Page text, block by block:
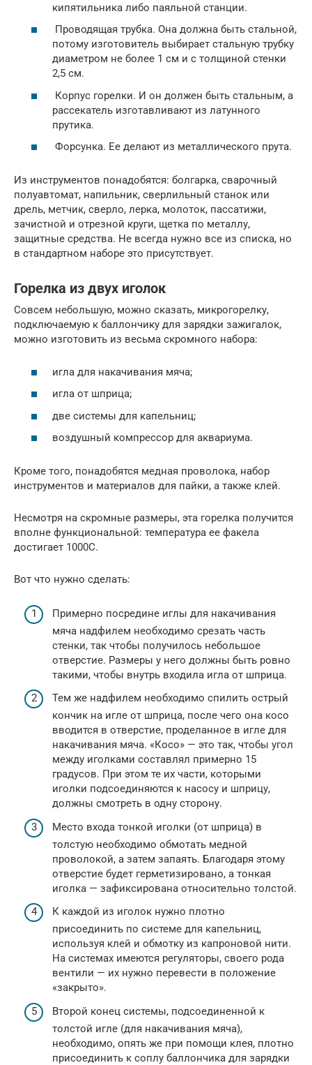
кипятильника либо паяльной станции.
Проводящая трубка. Она должна быть стальной,
потому изготовитель выбирает стальную трубку
диаметром не более 1 см и с толщиной стенки
2,5 см.
Корпус горелки. И он должен быть стальным, а
рассекатель изготавливают из латунного
прутика.
Форсунка. Ее делают из металлического прута.
Из инструментов понадобятся: болгарка, сварочный
полуавтомат, напильник, сверлильный станок или
дрель, метчик, сверло, лерка, молоток, пассатижи,
зачистной и отрезной круги, щетка по металлу,
защитные средства. Не всегда нужно все из списка, но
в стандартном наборе это присутствует.
Горелка из двух иголок
Совсем небольшую, можно сказать, микрогорелку,
подключаемую к баллончику для зарядки зажигалок,
можно изготовить из весьма скромного набора:
игла для накачивания мяча;
игла от шприца;
две системы для капельниц;
воздушный компрессор для аквариума.
Кроме того, понадобятся медная проволока, набор
инструментов и материалов для пайки, а также клей.
Несмотря на скромные размеры, эта горелка получится
вполне функциональной: температура ее факела
достигает 1000С.
Вот что нужно сделать:
Примерно посредине иглы для накачивания
мяча надфилем необходимо срезать часть
стенки, так чтобы получилось небольшое
отверстие. Размеры у него должны быть ровно
такими, чтобы внутрь входила игла от шприца.
Тем же надфилем необходимо спилить острый
кончик на игле от шприца, после чего она косо
вводится в отверстие, проделанное в игле для
накачивания мяча. «Косо» — это так, чтобы угол
между иголками составлял примерно 15
градусов. При этом те их части, которыми
иголки подсоединяются к насосу и шприцу,
должны смотреть в одну сторону.
Место входа тонкой иголки (от шприца) в
толстую необходимо обмотать медной
проволокой, а затем запаять. Благодаря этому
отверстие будет герметизировано, а тонкая
иголка — зафиксирована относительно толстой.
К каждой из иголок нужно плотно
присоединить по системе для капельниц,
используя клей и обмотку из капроновой нити.
На системах имеются регуляторы, своего рода
вентили — их нужно перевести в положение
«закрыто».
Второй конец системы, подсоединенной к
толстой игле (для накачивания мяча),
необходимо, опять же при помощи клея, плотно
присоединить к соплу баллончика для зарядки